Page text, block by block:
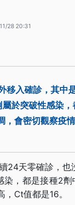
28 20:31
移入確診，其中
於突破性感染
，會密切觀察疫
24天零確診，
，都是接種2
Ct值都是16。